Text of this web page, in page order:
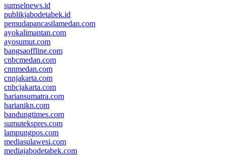
sumselnews.id
publikjabodetabek.id
pemudapancasilamedan.com
ayokalimantan.com
ayosumut.com
bangsaoffline.com
cnbcmedan.com
cnnmedan.com
cnnjakarta.com
cnbcjakarta.com
hariansumatra.com
harianikn.com
bandungtimes.com
sumutekspres.com
lampungpos.com
mediasulawesi.com
mediajabodetabek.com